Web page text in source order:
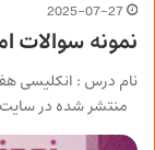
2025-07-27
نمونه سوالات
منتشر شده در سایت